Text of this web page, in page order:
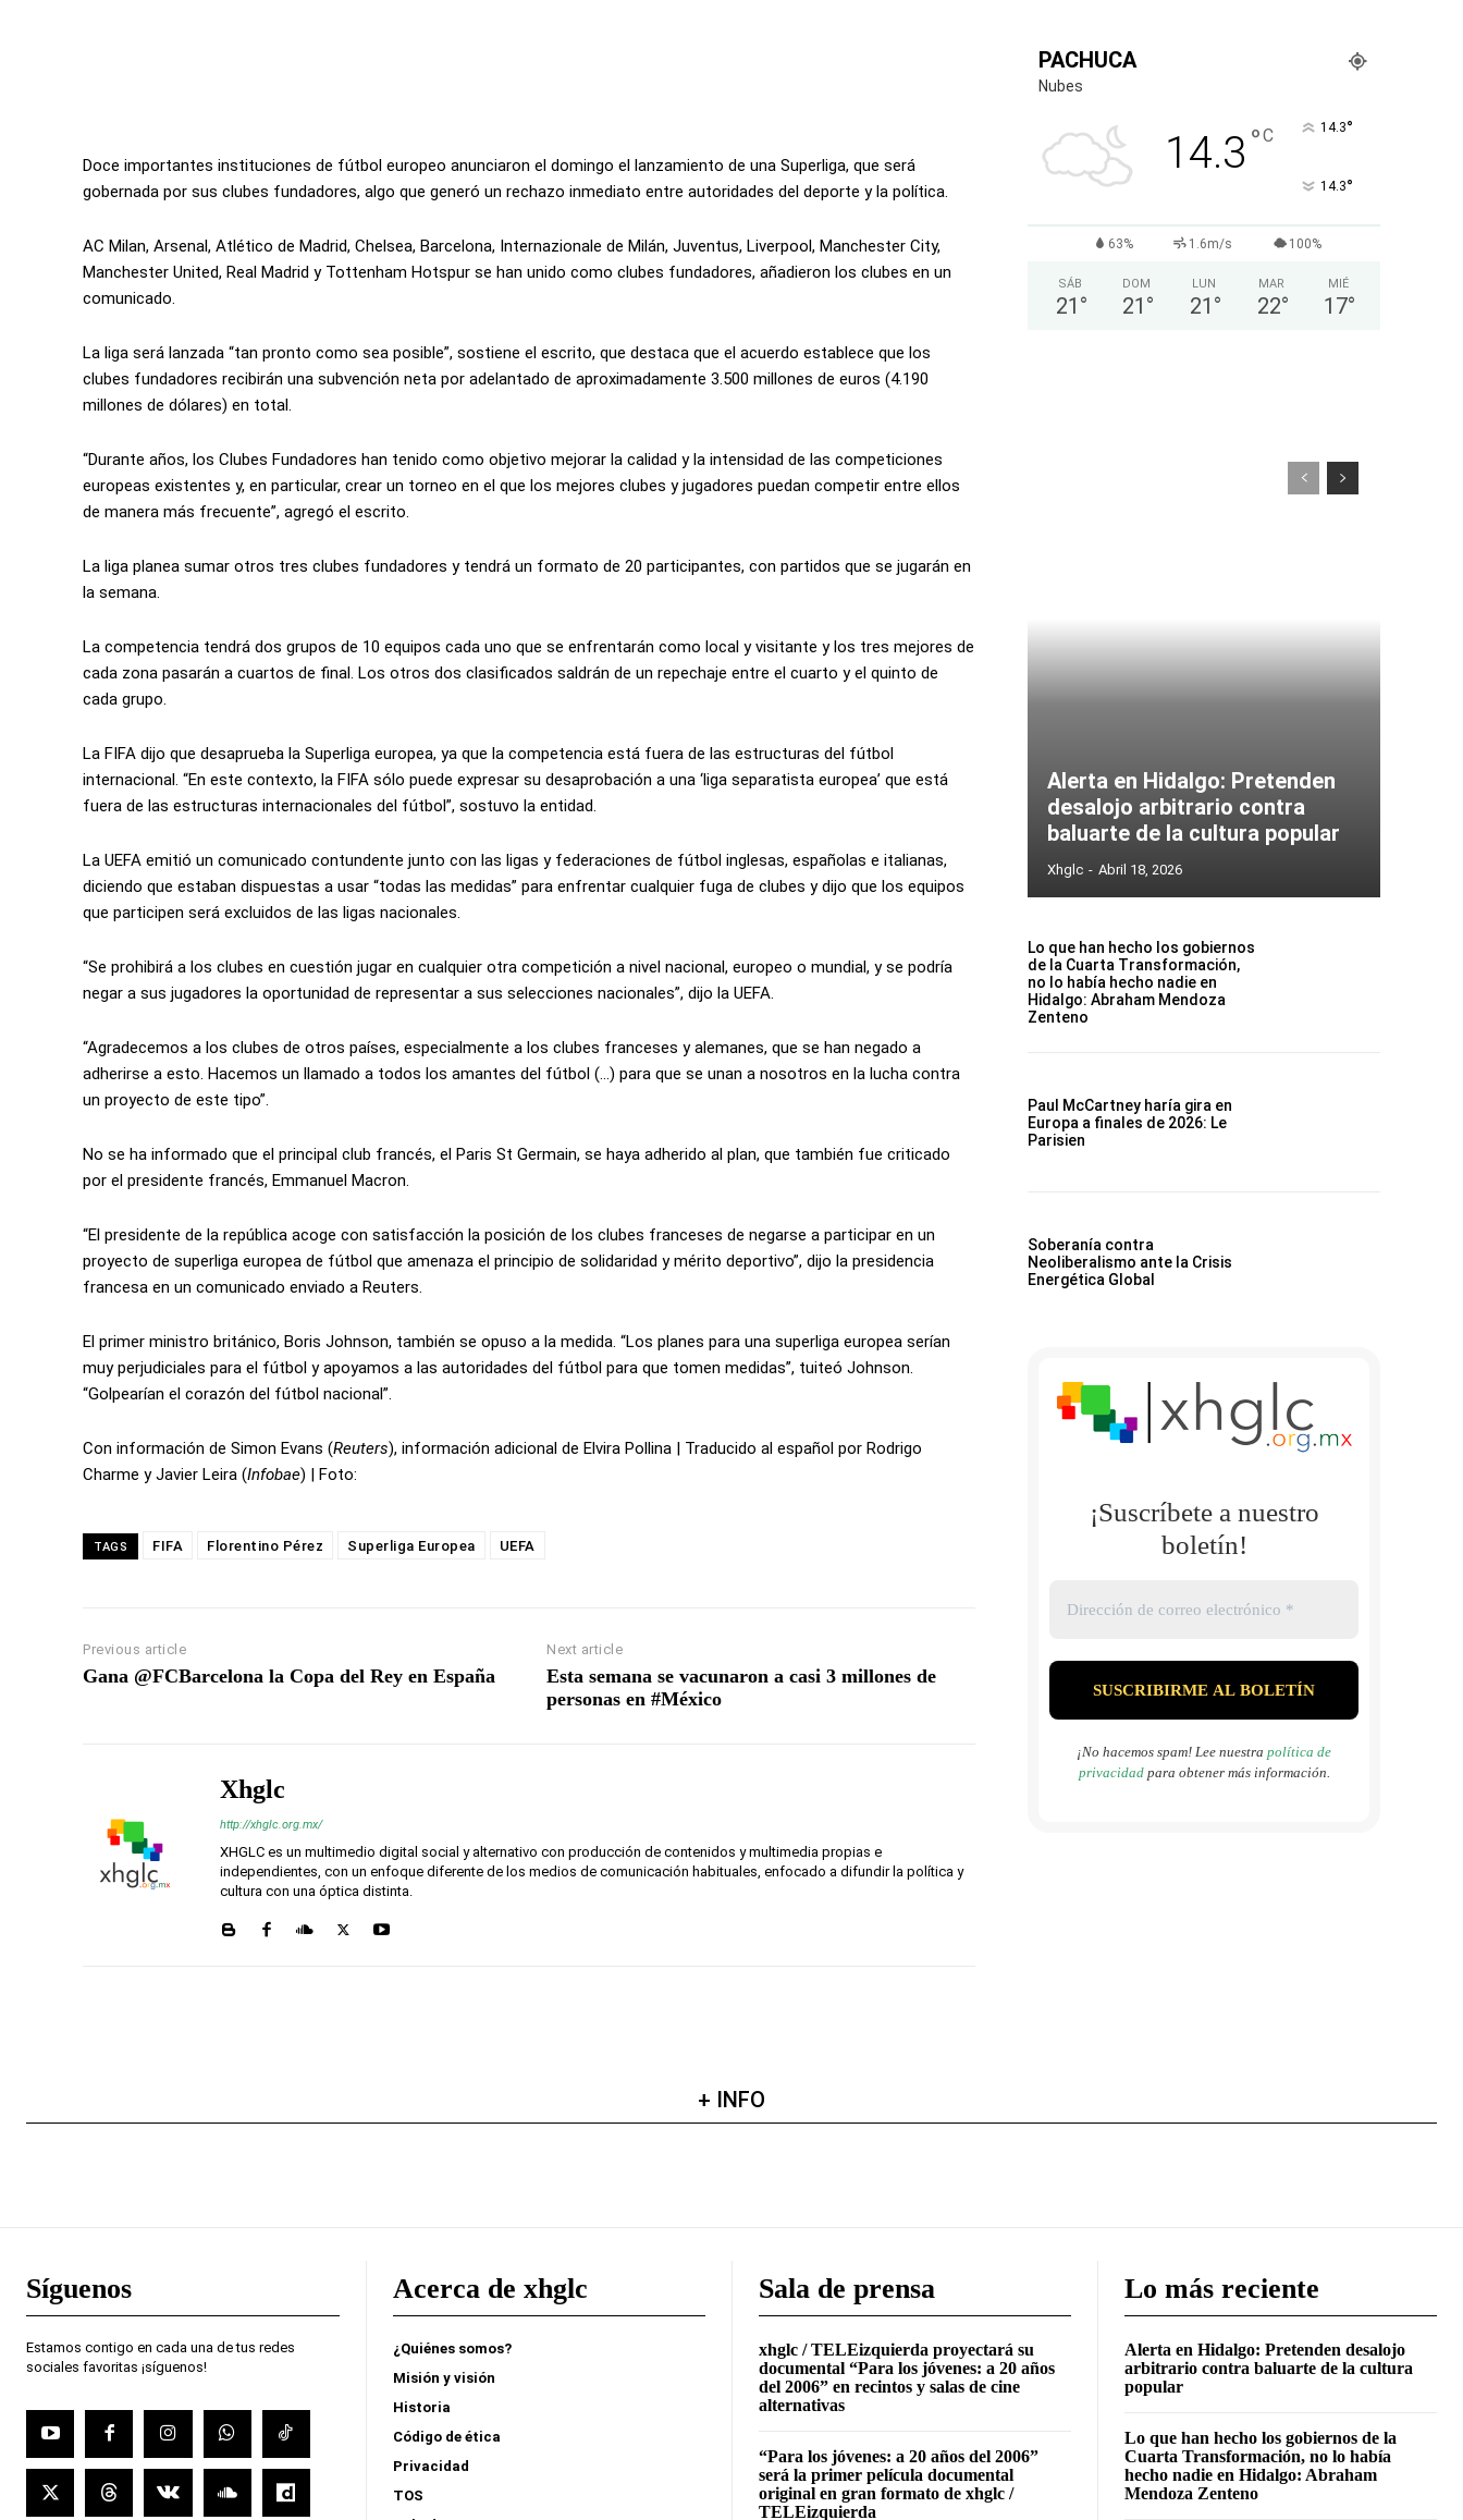
Doce importantes instituciones de fútbol europeo anunciaron el domingo el lanzamiento de una Superliga, que será
gobernada por sus clubes fundadores, algo que generó un rechazo inmediato entre autoridades del deporte y la política.
AC Milan, Arsenal, Atlético de Madrid, Chelsea, Barcelona, ​​Internazionale de Milán, Juventus, Liverpool, Manchester City,
Manchester United, Real Madrid y Tottenham Hotspur se han unido como clubes fundadores, añadieron los clubes en un
comunicado.
La liga será lanzada “tan pronto como sea posible”, sostiene el escrito, que destaca que el acuerdo establece que los
clubes fundadores recibirán una subvención neta por adelantado de aproximadamente 3.500 millones de euros (4.190
millones de dólares) en total.
“Durante años, los Clubes Fundadores han tenido como objetivo mejorar la calidad y la intensidad de las competiciones
europeas existentes y, en particular, crear un torneo en el que los mejores clubes y jugadores puedan competir entre ellos
de manera más frecuente”, agregó el escrito.
La liga planea sumar otros tres clubes fundadores y tendrá un formato de 20 participantes, con partidos que se jugarán en
la semana.
La competencia tendrá dos grupos de 10 equipos cada uno que se enfrentarán como local y visitante y los tres mejores de
cada zona pasarán a cuartos de final. Los otros dos clasificados saldrán de un repechaje entre el cuarto y el quinto de
cada grupo.
La FIFA dijo que desaprueba la Superliga europea, ya que la competencia está fuera de las estructuras del fútbol
internacional. “En este contexto, la FIFA sólo puede expresar su desaprobación a una ‘liga separatista europea’ que está
fuera de las estructuras internacionales del fútbol”, sostuvo la entidad.
La UEFA emitió un comunicado contundente junto con las ligas y federaciones de fútbol inglesas, españolas e italianas,
diciendo que estaban dispuestas a usar “todas las medidas” para enfrentar cualquier fuga de clubes y dijo que los equipos
que participen será excluidos de las ligas nacionales.
“Se prohibirá a los clubes en cuestión jugar en cualquier otra competición a nivel nacional, europeo o mundial, y se podría
negar a sus jugadores la oportunidad de representar a sus selecciones nacionales”, dijo la UEFA.
“Agradecemos a los clubes de otros países, especialmente a los clubes franceses y alemanes, que se han negado a
adherirse a esto. Hacemos un llamado a todos los amantes del fútbol (…) para que se unan a nosotros en la lucha contra
un proyecto de este tipo”.
No se ha informado que el principal club francés, el Paris St Germain, se haya adherido al plan, que también fue criticado
por el presidente francés, Emmanuel Macron.
“El presidente de la república acoge con satisfacción la posición de los clubes franceses de negarse a participar en un
proyecto de superliga europea de fútbol que amenaza el principio de solidaridad y mérito deportivo”, dijo la presidencia
francesa en un comunicado enviado a Reuters.
El primer ministro británico, Boris Johnson, también se opuso a la medida. “Los planes para una superliga europea serían
muy perjudiciales para el fútbol y apoyamos a las autoridades del fútbol para que tomen medidas”, tuiteó Johnson.
“Golpearían el corazón del fútbol nacional”.
Con información de Simon Evans (Reuters), información adicional de Elvira Pollina | Traducido al español por Rodrigo
Charme y Javier Leira (Infobae) | Foto:
TAGS FIFA Florentino Pérez Superliga Europea UEFA
Previous article
Gana @FCBarcelona la Copa del Rey en España
Next article
Esta semana se vacunaron a casi 3 millones de
personas en #México
Xhglc
http://xhglc.org.mx/
XHGLC es un multimedio digital social y alternativo con producción de contenidos y multimedia propias e
independientes, con un enfoque diferente de los medios de comunicación habituales, enfocado a difundir la política y
cultura con una óptica distinta.
PACHUCA
Nubes
14.3 °C 14.3°
14.3°
63% 1.6m/s 100%
SÁB
21 °
DOM
21 °
LUN
21 °
MAR
22°
MIÉ
17°
Alerta en Hidalgo: Pretenden
desalojo arbitrario contra
baluarte de la cultura popular
Xhglc - Abril 18, 2026
Lo que han hecho los gobiernos
de la Cuarta Transformación,
no lo había hecho nadie en
Hidalgo: Abraham Mendoza
Zenteno
Paul McCartney haría gira en
Europa a finales de 2026: Le
Parisien
Soberanía contra
Neoliberalismo ante la Crisis
Energética Global
¡Suscríbete a nuestro
boletín!
¡No hacemos spam! Lee nuestra política de
privacidadpara obtener más información.
+ INFO
Síguenos
Estamos contigo en cada una de tus redes
sociales favoritas ¡síguenos!
Acerca de xhglc
¿Quiénes somos?
Misión y visión
Historia
Código de ética
Privacidad
TOS
Sala de prensa
xhglc / TELEizquierda proyectará su
documental “Para los jóvenes: a 20 años
del 2006” en recintos y salas de cine
alternativas
“Para los jóvenes: a 20 años del 2006”
será la primer película documental
original en gran formato de xhglc /
TELEizquierda
Lo más reciente
Alerta en Hidalgo: Pretenden desalojo
arbitrario contra baluarte de la cultura
popular
Lo que han hecho los gobiernos de la
Cuarta Transformación, no lo había
hecho nadie en Hidalgo: Abraham
Mendoza Zenteno